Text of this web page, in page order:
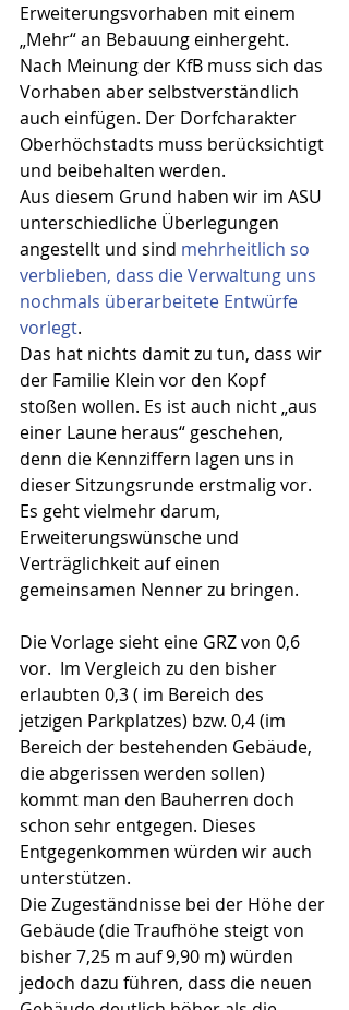
Erweiterungsvorhaben mit einem
„Mehr“ an Bebauung einhergeht.
Nach Meinung der KfB muss sich das
Vorhaben aber selbstverständlich
auch einfügen. Der Dorfcharakter
Oberhöchstadts muss berücksichtigt
und beibehalten werden.
Aus diesem Grund haben wir im ASU
unterschiedliche Überlegungen
angestellt und sind mehrheitlich so
verblieben, dass die Verwaltung uns
nochmals überarbeitete Entwürfe
vorlegt.
Das hat nichts damit zu tun, dass wir
der Familie Klein vor den Kopf
stoßen wollen. Es ist auch nicht „aus
einer Laune heraus“ geschehen,
denn die Kennziffern lagen uns in
dieser Sitzungsrunde erstmalig vor.
Es geht vielmehr darum,
Erweiterungswünsche und
Verträglichkeit auf einen
gemeinsamen Nenner zu bringen.
Die Vorlage sieht eine GRZ von 0,6
vor.  Im Vergleich zu den bisher
erlaubten 0,3 ( im Bereich des
jetzigen Parkplatzes) bzw. 0,4 (im
Bereich der bestehenden Gebäude,
die abgerissen werden sollen)
kommt man den Bauherren doch
schon sehr entgegen. Dieses
Entgegenkommen würden wir auch
unterstützen.
Die Zugeständnisse bei der Höhe der
Gebäude (die Traufhöhe steigt von
bisher 7,25 m auf 9,90 m) würden
jedoch dazu führen, dass die neuen